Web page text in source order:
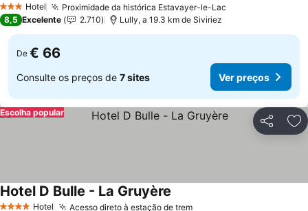
3 EstrelasHotel Proximidade da histórica Estavayer-le-Lac
8,5 Excelente 2.710 Lully, a 19.3 km de Siviriez
De € 66
Consulte os preços de 7 sites Ver preços
Partilhar
Escolha popular
Hotel Acesso direto à estação de trem
Hotel D Bulle - La Gruyère